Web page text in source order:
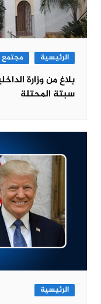
الرئيسية مجتمع
بلاغ من وزارة
سبتة المحتلة
الرئيسية